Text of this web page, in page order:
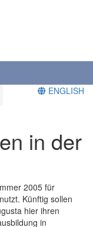
ENGLISH
in der
2005 für
Künftig sollen
hier ihren
in